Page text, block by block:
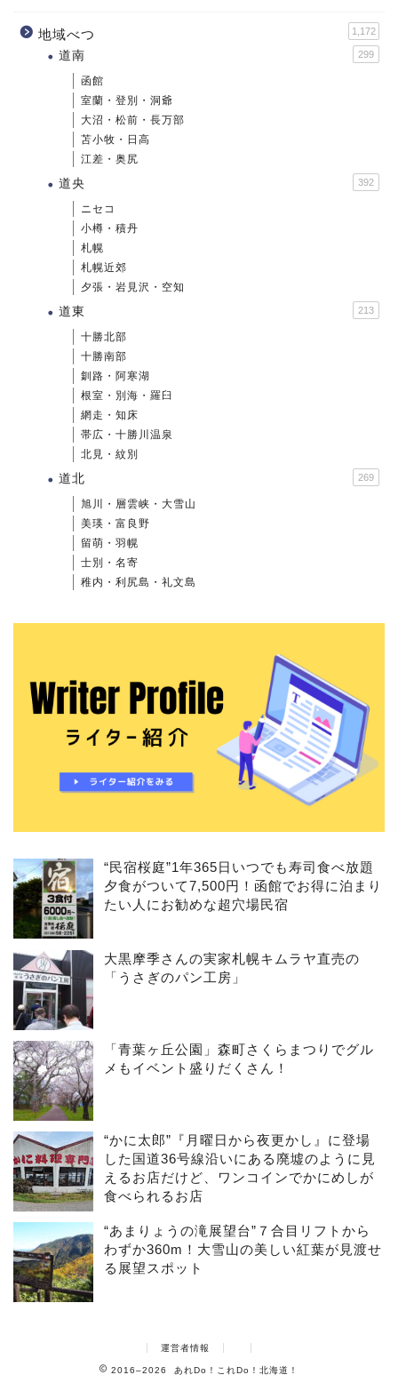
地域べつ 1,172
道南 299
函館
室蘭・登別・洞爺
大沼・松前・長万部
苫小牧・日高
江差・奥尻
道央 392
ニセコ
小樽・積丹
札幌
札幌近郊
夕張・岩見沢・空知
道東 213
十勝北部
十勝南部
釧路・阿寒湖
根室・別海・羅臼
網走・知床
帯広・十勝川温泉
北見・紋別
道北 269
旭川・層雲峡・大雪山
美瑛・富良野
留萌・羽幌
士別・名寄
稚内・利尻島・礼文島
“民宿桜庭”1年365日いつでも寿司食べ放題
夕食がついて7,500円！函館でお得に泊まり
たい人にお勧めな超穴場民宿
大黒摩季さんの実家札幌キムラヤ直売の
「うさぎのパン工房」
「青葉ヶ丘公園」森町さくらまつりでグル
メもイベント盛りだくさん！
“かに太郎”『月曜日から夜更かし』に登場
した国道36号線沿いにある廃墟のように見
えるお店だけど、ワンコインでかにめしが
食べられるお店
“あまりょうの滝展望台”７合目リフトから
わずか360m！大雪山の美しい紅葉が見渡せ
る展望スポット
運営者情報
2016–2026 あれDo！これDo！北海道！